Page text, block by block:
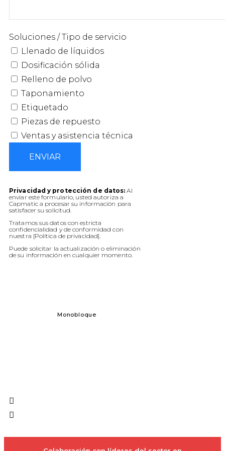
Taponamiento
Etiquetado
CANNABIS
Llenado de líquidos
Dosificación sólida
Relleno de polvo
Taponamiento
Tableros
Equipamiento opcional
NOTICIAS
PERSPECTIVAS
APOYO
SERVICIO DE ASESORAMIENTO
FORMACIÓN
Soluciones / Tipo de servicio
Llenado de líquidos
Dosificación sólida
Relleno de polvo
Taponamiento
Etiquetado
Piezas de repuesto
Ventas y asistencia técnica
ENVIAR
Privacidad y protección de datos: Al
enviar este formulario, usted autoriza a
Capmatic a procesar su información para
satisfacer su solicitud.
Tratamos sus datos con estricta
confidencialidad y de conformidad con
nuestra [Política de privacidad].
Puede solicitar la actualización o eliminación
de su información en cualquier momento.
Monobloque